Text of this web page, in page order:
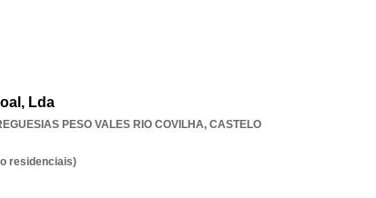
Lda
PESO VALES RIO COVILHA, CASTELO
residenciais)